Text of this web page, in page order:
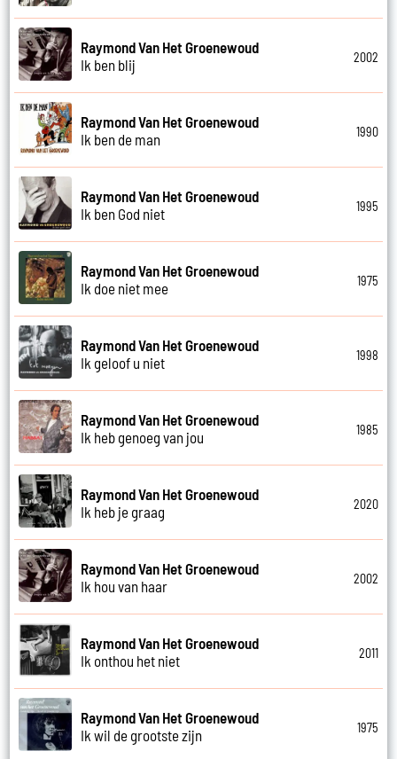
Raymond Van Het Groenewoud
Ik ben blij
2002
Raymond Van Het Groenewoud
Ik ben de man
1990
Raymond Van Het Groenewoud
Ik ben God niet
1995
Raymond Van Het Groenewoud
Ik doe niet mee
1975
Raymond Van Het Groenewoud
Ik geloof u niet
1998
Raymond Van Het Groenewoud
Ik heb genoeg van jou
1985
Raymond Van Het Groenewoud
Ik heb je graag
2020
Raymond Van Het Groenewoud
Ik hou van haar
2002
Raymond Van Het Groenewoud
Ik onthou het niet
2011
Raymond Van Het Groenewoud
Ik wil de grootste zijn
1975